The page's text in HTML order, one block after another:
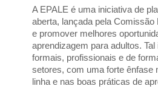
A EPALE é uma iniciativa de
aberta, lançada pela Comissão
e promover melhores
aprendizagem para adultos.
formais, profissionais e de
setores, com uma forte ênfase
linha e nas boas práticas de